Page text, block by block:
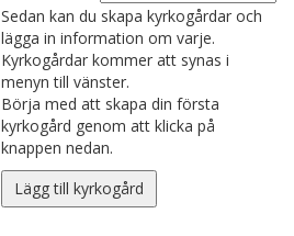
Sedan kan du skapa kyrkogårdar och
lägga in information om varje.
Kyrkogårdar kommer att synas i
menyn till vänster.
Börja med att skapa din första
kyrkogård genom att klicka på
knappen nedan.
Lägg till kyrkogård